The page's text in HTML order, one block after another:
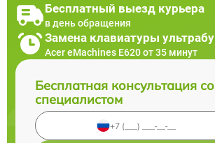
Бесплатный выезд курьера
в день обращения
Замена клавиатуры
Acer eMachines E620 от 35 минут
Бесплатная консультация со
специалистом